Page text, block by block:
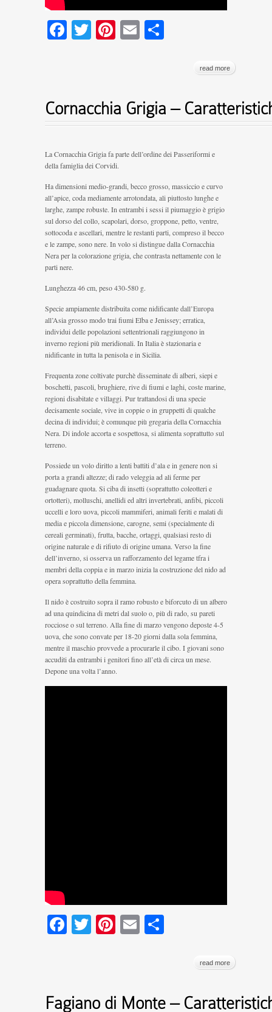
Facebook
TwitterPinterest
Email
read more
Cornacchia Grigia –
La Cornacchia Grigia fa parte dell’ordine dei Passeriformi e
della famiglia dei Corvidi.
Ha dimensioni medio-grandi, becco grosso, massiccio e curvo
all’apice, coda mediamente arrotondata, ali piuttosto lunghe e
larghe, zampe robuste. In entrambi i sessi il piumaggio è grigio
sul dorso del collo, scapolari, dorso, groppone, petto, ventre,
sottocoda e ascellari, mentre le restanti parti, compreso il becco
e le zampe, sono nere. In volo si distingue dalla Cornacchia
Nera per la colorazione grigia, che contrasta nettamente con le
parti nere.
Lunghezza 46 cm, peso 430-580 g.
Specie ampiamente distribuita come nidificante dall’Europa
all’Asia grosso modo trai fiumi Elba e Jenissey; erratica,
individui delle popolazioni settentrionali raggiungono in
inverno regioni più meridionali. In Italia è stazionaria e
nidificante in tutta la penisola e in Sicilia.
Frequenta zone coltivate purchè disseminate di alberi, siepi e
boschetti, pascoli, brughiere, rive di fiumi e laghi, coste marine,
regioni disabitate e villaggi. Pur trattandosi di una specie
decisamente sociale, vive in coppie o in gruppetti di qualche
decina di individui; è comunque più gregaria della Cornacchia
Nera. Di indole accorta e sospettosa, si alimenta soprattutto sul
terreno.
Possiede un volo diritto a lenti battiti d’ala e in genere non si
porta a grandi altezze; di rado veleggia ad ali ferme per
guadagnare quota. Si ciba di insetti (soprattutto coleotteri e
ortotteri), molluschi, anellidi ed altri invertebrati, anfibi, piccoli
uccelli e loro uova, piccoli mammiferi, animali feriti e malati di
media e piccola dimensione, carogne, semi (specialmente di
cereali germinati), frutta, bacche, ortaggi, qualsiasi resto di
origine naturale e di rifiuto di origine umana. Verso la fine
dell’inverno, si osserva un rafforzamento del legame tfra i
membri della coppia e in marzo inizia la costruzione del nido ad
opera soprattutto della femmina.
Il nido è costruito sopra il ramo robusto e biforcuto di un albero
ad una quindicina di metri dal suolo o, più di rado, su pareti
rocciose o sul terreno. Alla fine di marzo vengono deposte 4-5
uova, che sono convate per 18-20 giorni dalla sola femmina,
mentre il maschio provvede a procurarle il cibo. I giovani sono
accuditi da entrambi i genitori fino all’età di circa un mese.
Depone una volta l’anno.
Facebook
TwitterPinterest
Email
read more
Fagiano di Monte –